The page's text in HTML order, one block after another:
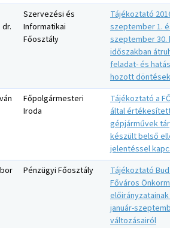
Szervezési és
Informatikai
Főosztály
Tájékoztató
szeptember 1.
szeptember
időszakban
feladat- és
hozott
Főpolgármesteri
Iroda
Tájékoztató a
által
gépjárművek
készült belső
jelentéssel
Pénzügyi Főosztály
Tájékoztató
Főváros
előirányzatainak
január-
változásairól